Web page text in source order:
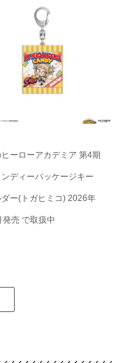
ーローアカデミア 第4期
ンディーパッケージキー
ダー(トガヒミコ) 2026年
発売 で取扱中